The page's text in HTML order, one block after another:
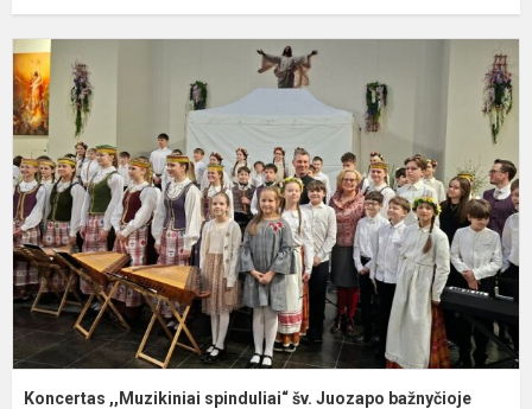
Koncertas ,,Muzikiniai spinduliai“ šv. Juozapo bažnyčioje